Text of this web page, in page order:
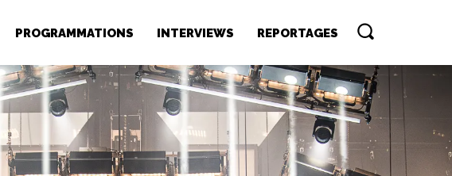
PROGRAMMATIONS INTERVIEWS REPORTAGES